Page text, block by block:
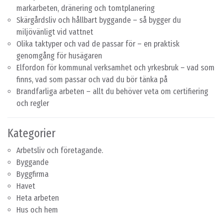
markarbeten, dränering och tomtplanering
Skärgårdsliv och hållbart byggande – så bygger du
miljövänligt vid vattnet
Olika taktyper och vad de passar för – en praktisk
genomgång för husägaren
Elfordon för kommunal verksamhet och yrkesbruk – vad som
finns, vad som passar och vad du bör tänka på
Brandfarliga arbeten – allt du behöver veta om certifiering
och regler
Kategorier
Arbetsliv och företagande.
Byggande
Byggfirma
Havet
Heta arbeten
Hus och hem